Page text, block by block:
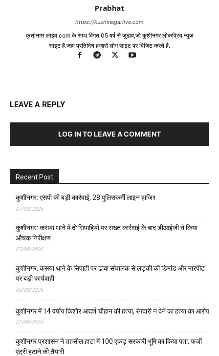
Prabhat
https://kushinagarlive.com
कुशीनगर लाइव.com के साथ विगत 05 वर्ष से जुडाव,जो कुशीनगर लोकप्रिय न्यूज़
साइट है.जहा प्रतिदिन हजारों लोग साइट पर विजिट करते है.
LEAVE A REPLY
LOG IN TO LEAVE A COMMENT
Recent Post
कुशीनगर: एसपी की बड़ी कार्रवाई, 28 पुलिसकर्मी लाइन हाजिर
07/08/2026
कुशीनगर: कसया थाने में दो सिपाहियों पर सख्त कार्रवाई के बाद डीआईजी ने किया
औचक निरीक्षण
05/08/2026
कुशीनगर: कसया थाने के सिपाही पर ढाबा संचालक से लड़की की डिमांड और मारपीट
पर बड़ी कार्यवाही
05/08/2026
कुशीनगर में 14 वर्षीय किशोर आदर्श चौहान की हत्या, रंगदारी न देने का हत्या का आरोप
02/08/2026
कुशीनगर प्रशासन ने तहसील हाटा में 100 एकड़ सरकारी भूमि का किया पता, फर्जी
एंट्री हटाने की तैयारी